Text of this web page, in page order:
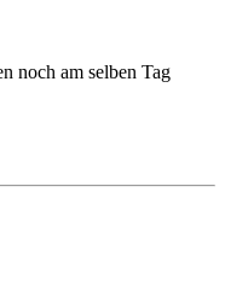
noch am selben Tag